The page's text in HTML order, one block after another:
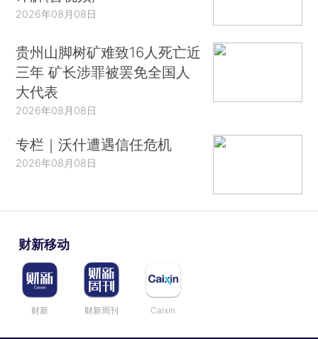
2026年08月08日
贵州山脚树矿难致16人死亡近
三年 矿长涉罪被罢免全国人
大代表
2026年08月08日
专栏｜沃什遭遇信任危机
2026年08月08日
财新移动
财新 财新周刊 Caixin